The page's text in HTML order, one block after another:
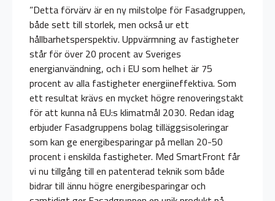
”Detta förvärv är en ny milstolpe för Fasadgruppen,
både sett till storlek, men också ur ett
hållbarhetsperspektiv. Uppvärmning av fastigheter
står för över 20 procent av Sveriges
energianvändning, och i EU som helhet är 75
procent av alla fastigheter energiineffektiva. Som
ett resultat krävs en mycket högre renoveringstakt
för att kunna nå EU:s klimatmål 2030. Redan idag
erbjuder Fasadgruppens bolag tilläggsisoleringar
som kan ge energibesparingar på mellan 20-50
procent i enskilda fastigheter. Med SmartFront får
vi nu tillgång till en patenterad teknik som både
bidrar till ännu högre energibesparingar och